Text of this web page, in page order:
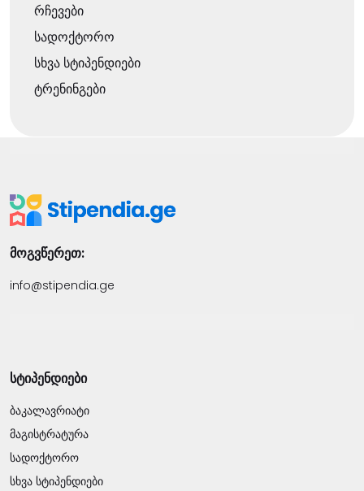
რჩევები
სადოქტორო
სხვა სტიპენდიები
ტრენინგები
მოგვწერეთ:
info@stipendia.ge
სტიპენდიები
ბაკალავრიატი
მაგისტრატურა
სადოქტორო
სხვა სტიპენდიები